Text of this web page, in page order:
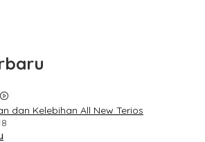
dan Kelebihan All New Terios